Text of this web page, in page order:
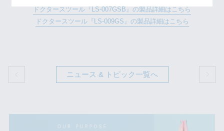
ドクタースツール『LS-007GSB』の製品詳細はこちら
ドクタースツール『LS-009GS』の製品詳細はこちら
ニュース & トピック一覧へ